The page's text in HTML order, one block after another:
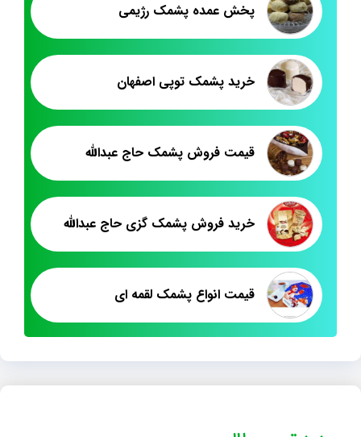
پخش عمده پشمک رژیمی
خرید پشمک توپی اصفهان
قیمت فروش پشمک حاج عبدالله
خرید فروش پشمک گزی حاج عبدالله
قیمت انواع پشمک لقمه ای